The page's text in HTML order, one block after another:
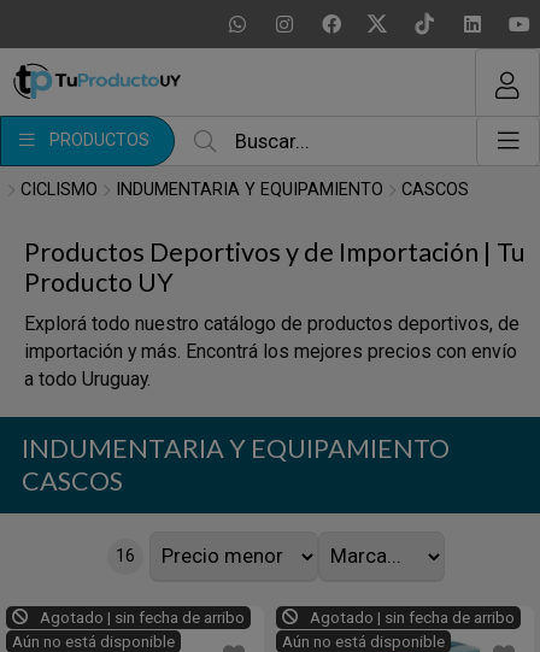
PRODUCTOS
MI COMPRA
CICLISMO INDUMENTARIA Y EQUIPAMIENTO CASCOS
Productos Deportivos y de Importación | Tu
Producto UY
Explorá todo nuestro catálogo de productos deportivos, de
importación y más. Encontrá los mejores precios con envío
a todo Uruguay.
INDUMENTARIA Y EQUIPAMIENTO
CASCOS
16
Agotado | sin fecha de arribo
Aún no está disponible
Agotado | sin fecha de arribo
Aún no está disponible